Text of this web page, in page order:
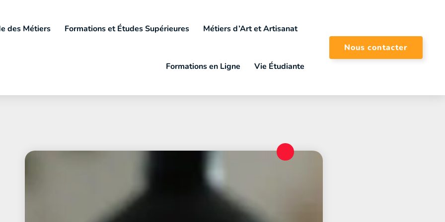
des Métiers Formations et Études Supérieures Métiers d’Art et Artisanat
Formations en Ligne Vie Étudiante
Nous contacter